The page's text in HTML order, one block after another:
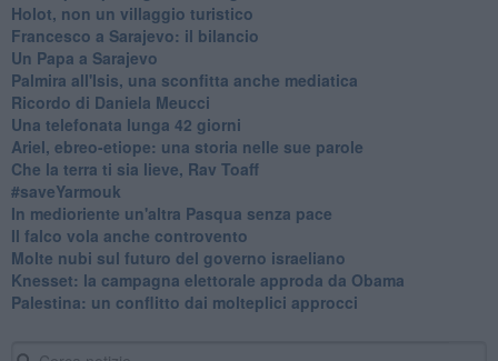
Holot, non un villaggio turistico
Francesco a Sarajevo: il bilancio
Un Papa a Sarajevo
Palmira all'Isis, una sconfitta anche mediatica
Ricordo di Daniela Meucci
​Una telefonata lunga 42 giorni
​Ariel, ebreo-etiope: una storia nelle sue parole
Che la terra ti sia lieve, Rav Toaff
​#saveYarmouk
​In medioriente un'altra Pasqua senza pace
​Il falco vola anche controvento
Molte nubi sul futuro del governo israeliano
Knesset: la campagna elettorale approda da Obama
Palestina: un conflitto dai molteplici approcci